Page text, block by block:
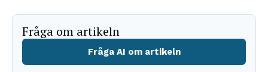
Fråga om artikeln
Fråga AI om artikeln